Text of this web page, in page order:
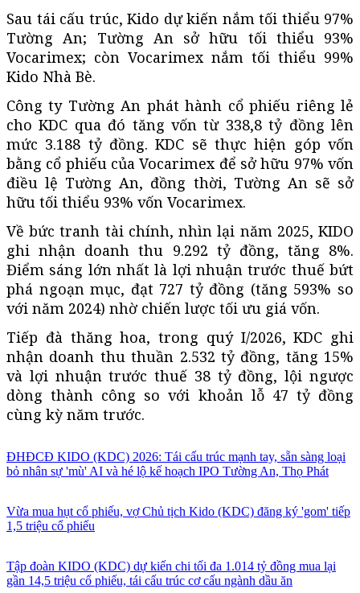
Sau tái cấu trúc, Kido dự kiến nắm tối thiểu 97%
Tường An; Tường An sở hữu tối thiểu 93%
Vocarimex; còn Vocarimex nắm tối thiểu 99%
Kido Nhà Bè.
Công ty Tường An phát hành cổ phiếu riêng lẻ
cho KDC qua đó tăng vốn từ 338,8 tỷ đồng lên
mức 3.188 tỷ đồng. KDC sẽ thực hiện góp vốn
bằng cổ phiếu của Vocarimex để sở hữu 97% vốn
điều lệ Tường An, đồng thời, Tường An sẽ sở
hữu tối thiểu 93% vốn Vocarimex.
Về bức tranh tài chính, nhìn lại năm 2025, KIDO
ghi nhận doanh thu 9.292 tỷ đồng, tăng 8%.
Điểm sáng lớn nhất là lợi nhuận trước thuế bứt
phá ngoạn mục, đạt 727 tỷ đồng (tăng 593% so
với năm 2024) nhờ chiến lược tối ưu giá vốn.
Tiếp đà thăng hoa, trong quý I/2026, KDC ghi
nhận doanh thu thuần 2.532 tỷ đồng, tăng 15%
và lợi nhuận trước thuế 38 tỷ đồng, lội ngược
dòng thành công so với khoản lỗ 47 tỷ đồng
cùng kỳ năm trước.
ĐHĐCĐ KIDO (KDC) 2026: Tái cấu trúc mạnh tay, sẵn sàng loại
bỏ nhân sự 'mù' AI và hé lộ kế hoạch IPO Tường An, Thọ Phát
Vừa mua hụt cổ phiếu, vợ Chủ tịch Kido (KDC) đăng ký 'gom' tiếp
1,5 triệu cổ phiếu
Tập đoàn KIDO (KDC) dự kiến chi tối đa 1.014 tỷ đồng mua lại
gần 14,5 triệu cổ phiếu, tái cấu trúc cơ cấu ngành dầu ăn